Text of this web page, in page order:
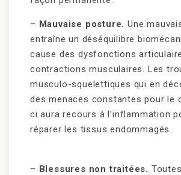
– Mauvaise posture.Une
entraîne un déséquilibre
cause des dysfonctions
contractions musculaires. Les
musculo-squelettiques qui en
des menaces constantes pour le
ci aura recours à l’inflammation
réparer les tissus endommagés.
– Blessures non traitées.